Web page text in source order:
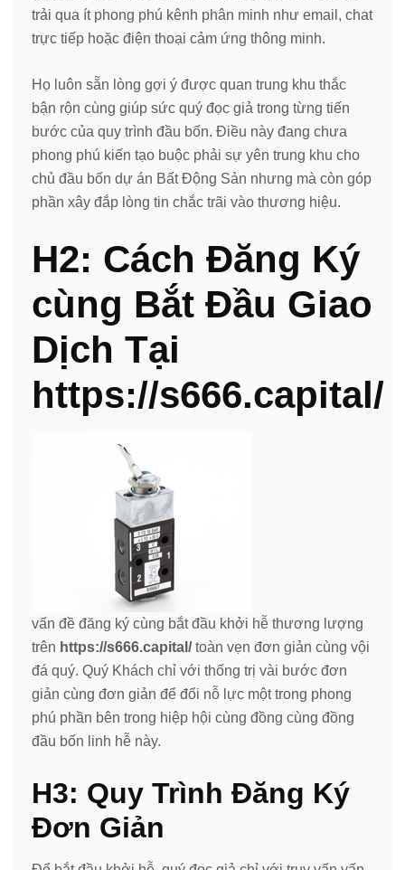
trải qua ít phong phú kênh phân minh như email, chat
trực tiếp hoặc điện thoại cảm ứng thông minh.
Họ luôn sẵn lòng gợi ý được quan trung khu thắc
bận rộn cùng giúp sức quý đọc giả trong từng tiến
bước của quy trình đầu bốn. Điều này đang chưa
phong phú kiến tạo buộc phải sự yên trung khu cho
chủ đầu bốn dự án Bất Động Sản nhưng mà còn góp
phần xây đắp lòng tin chắc trãi vào thương hiệu.
H2: Cách Đăng Ký
cùng Bắt Đầu Giao
Dịch Tại
https://s666.capital/
vấn đề đăng ký cùng bắt đầu khởi hễ thương lượng
trên https://s666.capital/toàn vẹn đơn giản cùng vội
đá quý. Quý Khách chỉ với thống trị vài bước đơn
giản cùng đơn giản để đổi nỗ lực một trong phong
phú phần bên trong hiệp hội cùng đồng cùng đồng
đầu bốn linh hễ này.
H3: Quy Trình Đăng Ký
Đơn Giản